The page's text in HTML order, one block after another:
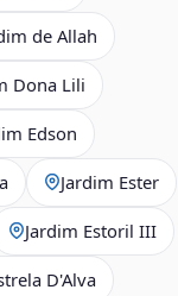
de Allah
Dona Lili
Edson
Jardim Ester
Jardim Estoril III
D'Alva